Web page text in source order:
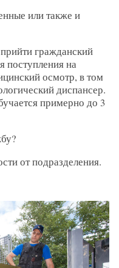
или также и
гражданский
на
осмотр, в том
диспансер.
примерно до 3
от подразделения.